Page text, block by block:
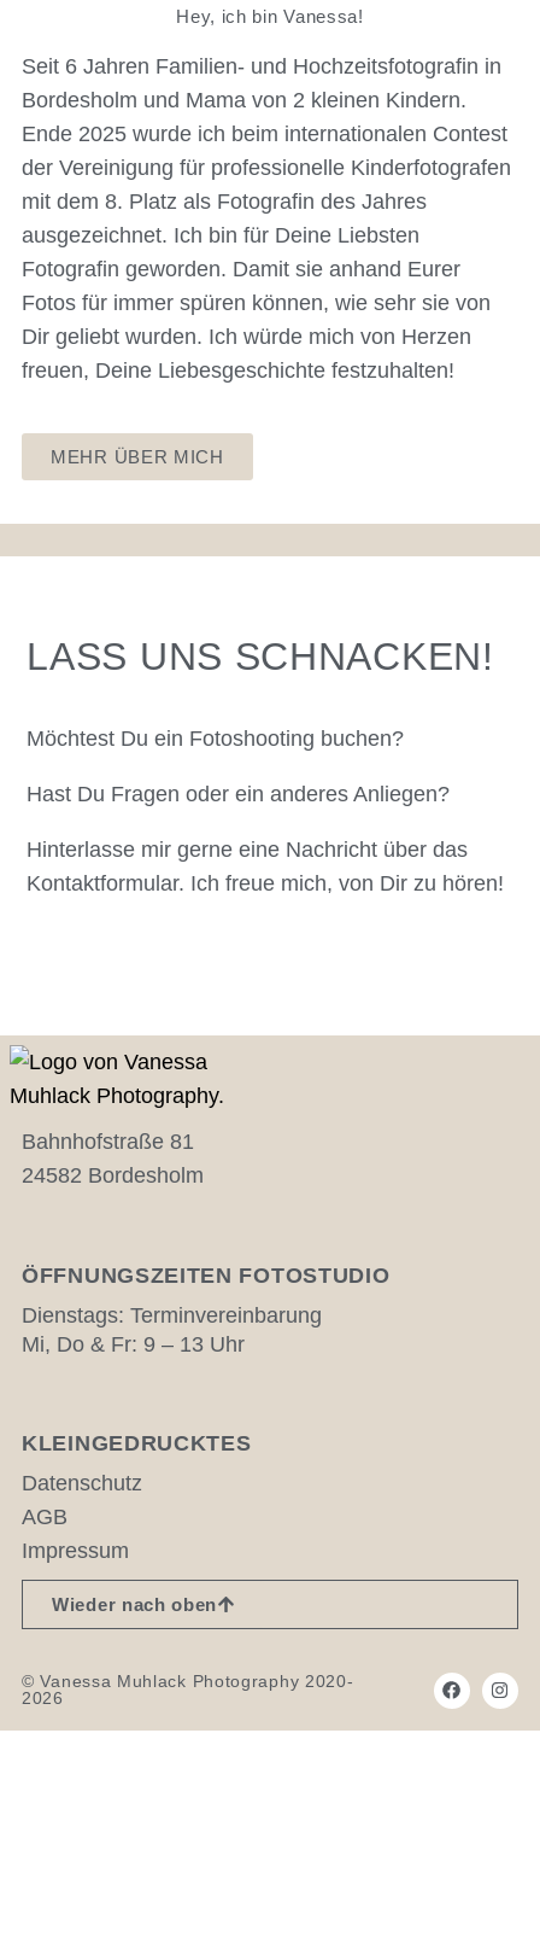
Hey, ich bin Vanessa!
Seit 6 Jahren Familien- und Hochzeitsfotografin in
Bordesholm und Mama von 2 kleinen Kindern.
Ende 2025 wurde ich beim internationalen Contest
der Vereinigung für professionelle Kinderfotografen
mit dem 8. Platz als Fotografin des Jahres
ausgezeichnet. Ich bin für Deine Liebsten
Fotografin geworden. Damit sie anhand Eurer
Fotos für immer spüren können, wie sehr sie von
Dir geliebt wurden. Ich würde mich von Herzen
freuen, Deine Liebesgeschichte festzuhalten!
MEHR ÜBER MICH
LASS UNS SCHNACKEN!
Möchtest Du ein Fotoshooting buchen?
Hast Du Fragen oder ein anderes Anliegen?
Hinterlasse mir gerne eine Nachricht über das
Kontaktformular. Ich freue mich, von Dir zu hören!
Bahnhofstraße 81
24582 Bordesholm
ÖFFNUNGSZEITEN FOTOSTUDIO
Dienstags: Terminvereinbarung
Mi, Do & Fr: 9 – 13 Uhr
KLEINGEDRUCKTES
Datenschutz
AGB
Impressum
Wieder nach oben
© Vanessa Muhlack Photography 2020-
2026